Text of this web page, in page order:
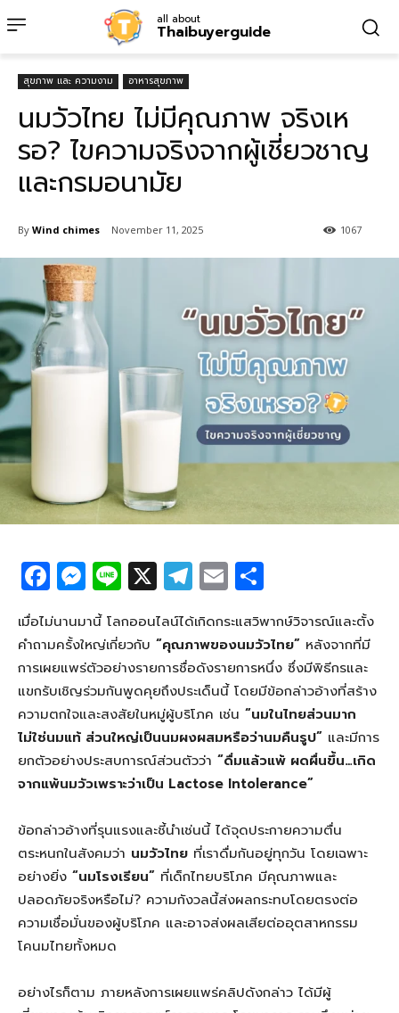
all about
Thaibuyerguide
สุขภาพ และ ความงาม อาหารสุขภาพ
นมวัวไทย ไม่มีคุณภาพ จริงเห
รอ? ไขความจริงจากผู้เชี่ยวชาญ
และกรมอนามัย
By Wind chimes November 11, 2025 1067
F
a
c
e
b
o
o
k
M
e
ss
e
n
g
er
Li
n
e
X T
el
e
g
ra
m
E
m
ailar
e
เมื่อไม่นานมานี้ โลกออนไลน์ได้เกิดกระแสวิพากษ์วิจารณ์และตั้ง
คำถามครั้งใหญ่เกี่ยวกับ “คุณภาพของนมวัวไทย” หลังจากที่มี
การเผยแพร่ตัวอย่างรายการชื่อดังรายการหนึ่ง ซึ่งมีพิธีกรและ
แขกรับเชิญร่วมกันพูดคุยถึงประเด็นนี้ โดยมีข้อกล่าวอ้างที่สร้าง
ความตกใจและสงสัยในหมู่ผู้บริโภค เช่น “นมในไทยส่วนมาก
ไม่ใช่นมแท้ ส่วนใหญ่เป็นนมผงผสมหรือว่านมคืนรูป” และมีการ
ยกตัวอย่างประสบการณ์ส่วนตัวว่า “ดื่มแล้วแพ้ ผดผื่นขึ้น…เกิด
จากแพ้นมวัวเพราะว่าเป็น Lactose Intolerance”
ข้อกล่าวอ้างที่รุนแรงและชี้นำเช่นนี้ ได้จุดประกายความตื่น
ตระหนกในสังคมว่า นมวัวไทย ที่เราดื่มกันอยู่ทุกวัน โดยเฉพาะ
อย่างยิ่ง “นมโรงเรียน” ที่เด็กไทยบริโภค มีคุณภาพและ
ปลอดภัยจริงหรือไม่? ความกังวลนี้ส่งผลกระทบโดยตรงต่อ
ความเชื่อมั่นของผู้บริโภค และอาจส่งผลเสียต่ออุตสาหกรรม
โคนมไทยทั้งหมด
อย่างไรก็ตาม ภายหลังการเผยแพร่คลิปดังกล่าว ได้มีผู้